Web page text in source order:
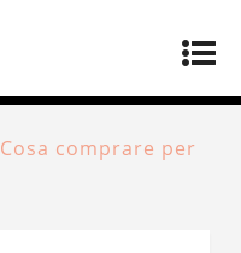
Cosa comprare per